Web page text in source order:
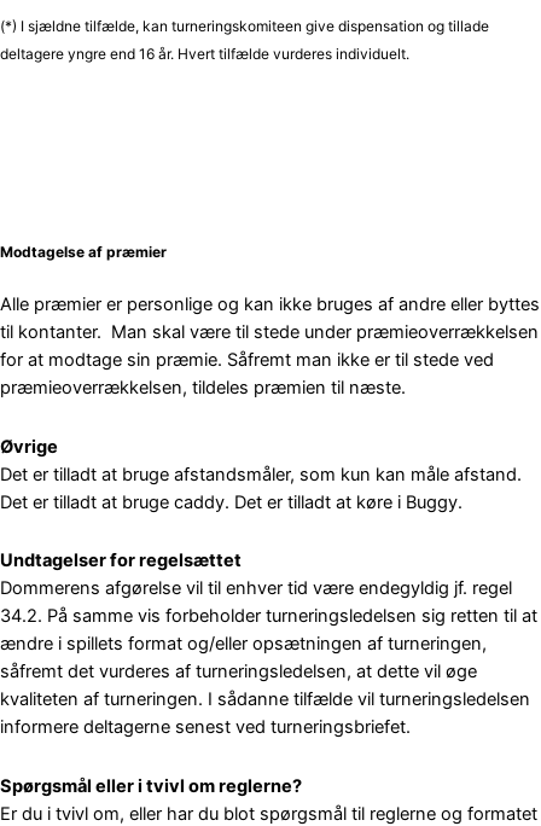
(*) I sjældne tilfælde, kan turneringskomiteen give dispensation og tillade
deltagere yngre end 16 år. Hvert tilfælde vurderes individuelt.
Modtagelse af præmier
Alle præmier er personlige og kan ikke bruges af andre eller byttes
til kontanter. Man skal være til stede under præmieoverrækkelsen
for at modtage sin præmie. Såfremt man ikke er til stede ved
præmieoverrækkelsen, tildeles præmien til næste.
Øvrige
Det er tilladt at bruge afstandsmåler, som kun kan måle afstand.
Det er tilladt at bruge caddy. Det er tilladt at køre i Buggy.
Undtagelser for regelsættet
Dommerens afgørelse vil til enhver tid være endegyldig jf. regel
34.2. På samme vis forbeholder turneringsledelsen sig retten til at
ændre i spillets format og/eller opsætningen af turneringen,
såfremt det vurderes af turneringsledelsen, at dette vil øge
kvaliteten af turneringen. I sådanne tilfælde vil turneringsledelsen
informere deltagerne senest ved turneringsbriefet.
Spørgsmål eller i tvivl om reglerne?
Er du i tvivl om, eller har du blot spørgsmål til reglerne og formatet